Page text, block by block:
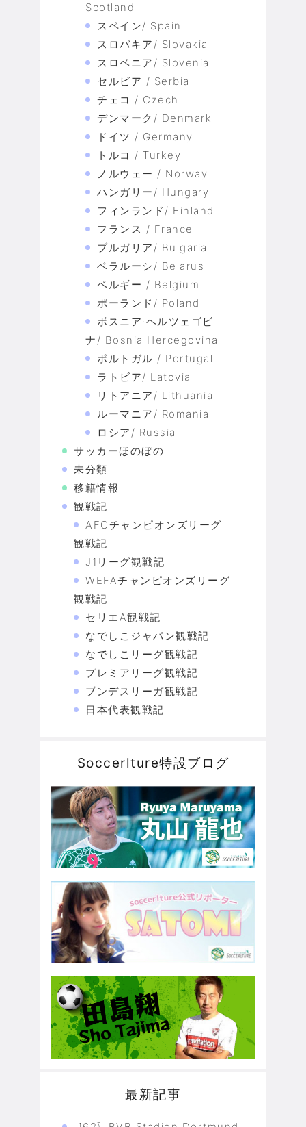
Scotland
スペイン/ Spain
スロバキア/ Slovakia
スロベニア/ Slovenia
セルビア / Serbia
チェコ / Czech
デンマーク/ Denmark
ドイツ / Germany
トルコ / Turkey
ノルウェー / Norway
ハンガリー/ Hungary
フィンランド/ Finland
フランス / France
ブルガリア/ Bulgaria
ベラルーシ/ Belarus
ベルギー / Belgium
ポーランド/ Poland
ボスニア·ヘルツェゴビ
ナ/ Bosnia Hercegovina
ポルトガル / Portugal
ラトビア/ Latovia
リトアニア/ Lithuania
ルーマニア/ Romania
ロシア/ Russia
サッカーほのぼの
未分類
移籍情報
観戦記
AFCチャンピオンズリーグ
観戦記
J1リーグ観戦記
WEFAチャンピオンズリーグ
観戦記
セリエA観戦記
なでしこジャパン観戦記
なでしこリーグ観戦記
プレミアリーグ観戦記
ブンデスリーガ観戦記
日本代表観戦記
Soccerlture特設ブログ
最新記事